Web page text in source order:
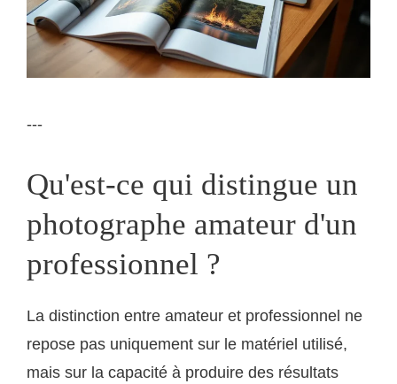
---
Qu'est-ce qui distingue un
photographe amateur d'un
professionnel ?
La distinction entre amateur et professionnel ne
repose pas uniquement sur le matériel utilisé,
mais sur la capacité à produire des résultats